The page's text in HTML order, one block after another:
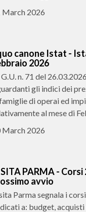
March 2026
canone Istat -
2026
G.U. n. 71 del
gli indici dei
di operai ed
al mese di
March 2026
PARMA - Corsi
avvio
Parma segnala i
a: budget, acquisti